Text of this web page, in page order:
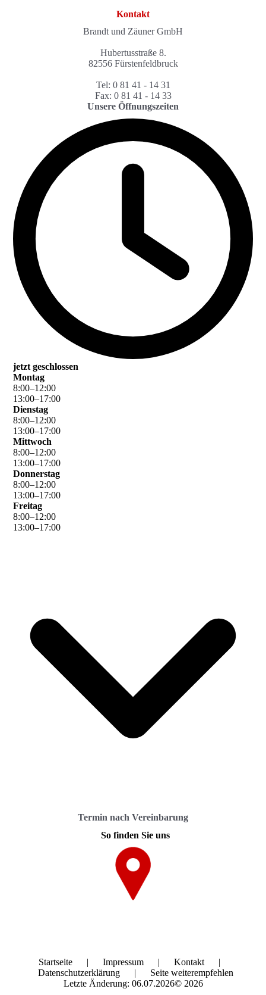
Kontakt
Brandt und Zäuner GmbH
Hubertusstraße 8.
82556 Fürstenfeldbruck
Tel: 0 81 41 - 14 31
Fax: 0 81 41 - 14 33
Unsere Öffnungszeiten
jetzt geschlossen
Montag
8:00–12:00
13:00–17:00
Dienstag
8:00–12:00
13:00–17:00
Mittwoch
8:00–12:00
13:00–17:00
Donnerstag
8:00–12:00
13:00–17:00
Freitag
8:00–12:00
13:00–17:00
Termin nach Vereinbarung
So finden Sie uns
Startseite | Impressum | Kontakt |
Datenschutzerklärung| Seite weiterempfehlen
Letzte Änderung: 06.07.2026© 2026